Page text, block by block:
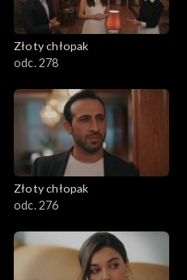
Złoty chłopak
odc. 278
Złoty chłopak
odc. 276